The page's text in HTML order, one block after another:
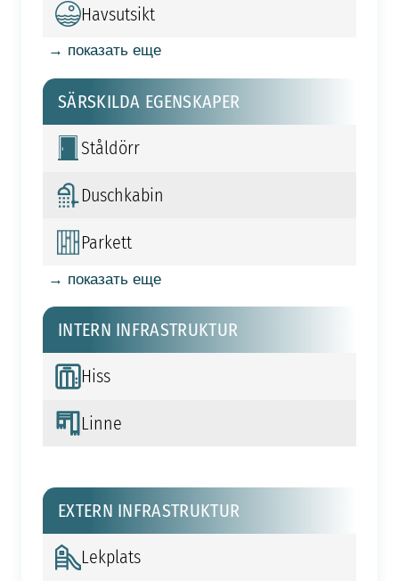
Havsutsikt
→ показать еще
SÄRSKILDA EGENSKAPER
Ståldörr
Duschkabin
Parkett
→ показать еще
INTERN INFRASTRUKTUR
Hiss
Linne
EXTERN INFRASTRUKTUR
Lekplats